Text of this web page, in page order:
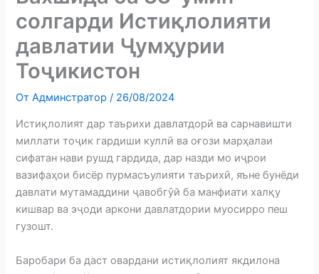
солгарди Истиқлолияти
давлатии Ҷумҳурии
Тоҷикистон
ОтАдминстратор/ 26/08/2024
Истиқлолият дар таърихи давлатдорӣ ва сарнавишти
миллати тоҷик гардиши куллӣ ва оғози марҳалаи
сифатан нави рушд гардида, дар назди мо иҷрои
вазифаҳои бисёр пурмасъулияти таърихӣ, яъне бунёди
давлати мутамаддини ҷавобгӯй ба манфиати халқу
кишвар ва эҷоди аркони давлатдории муосирро пеш
гузошт.
Баробари ба даст овардани истиқлолият якдилона